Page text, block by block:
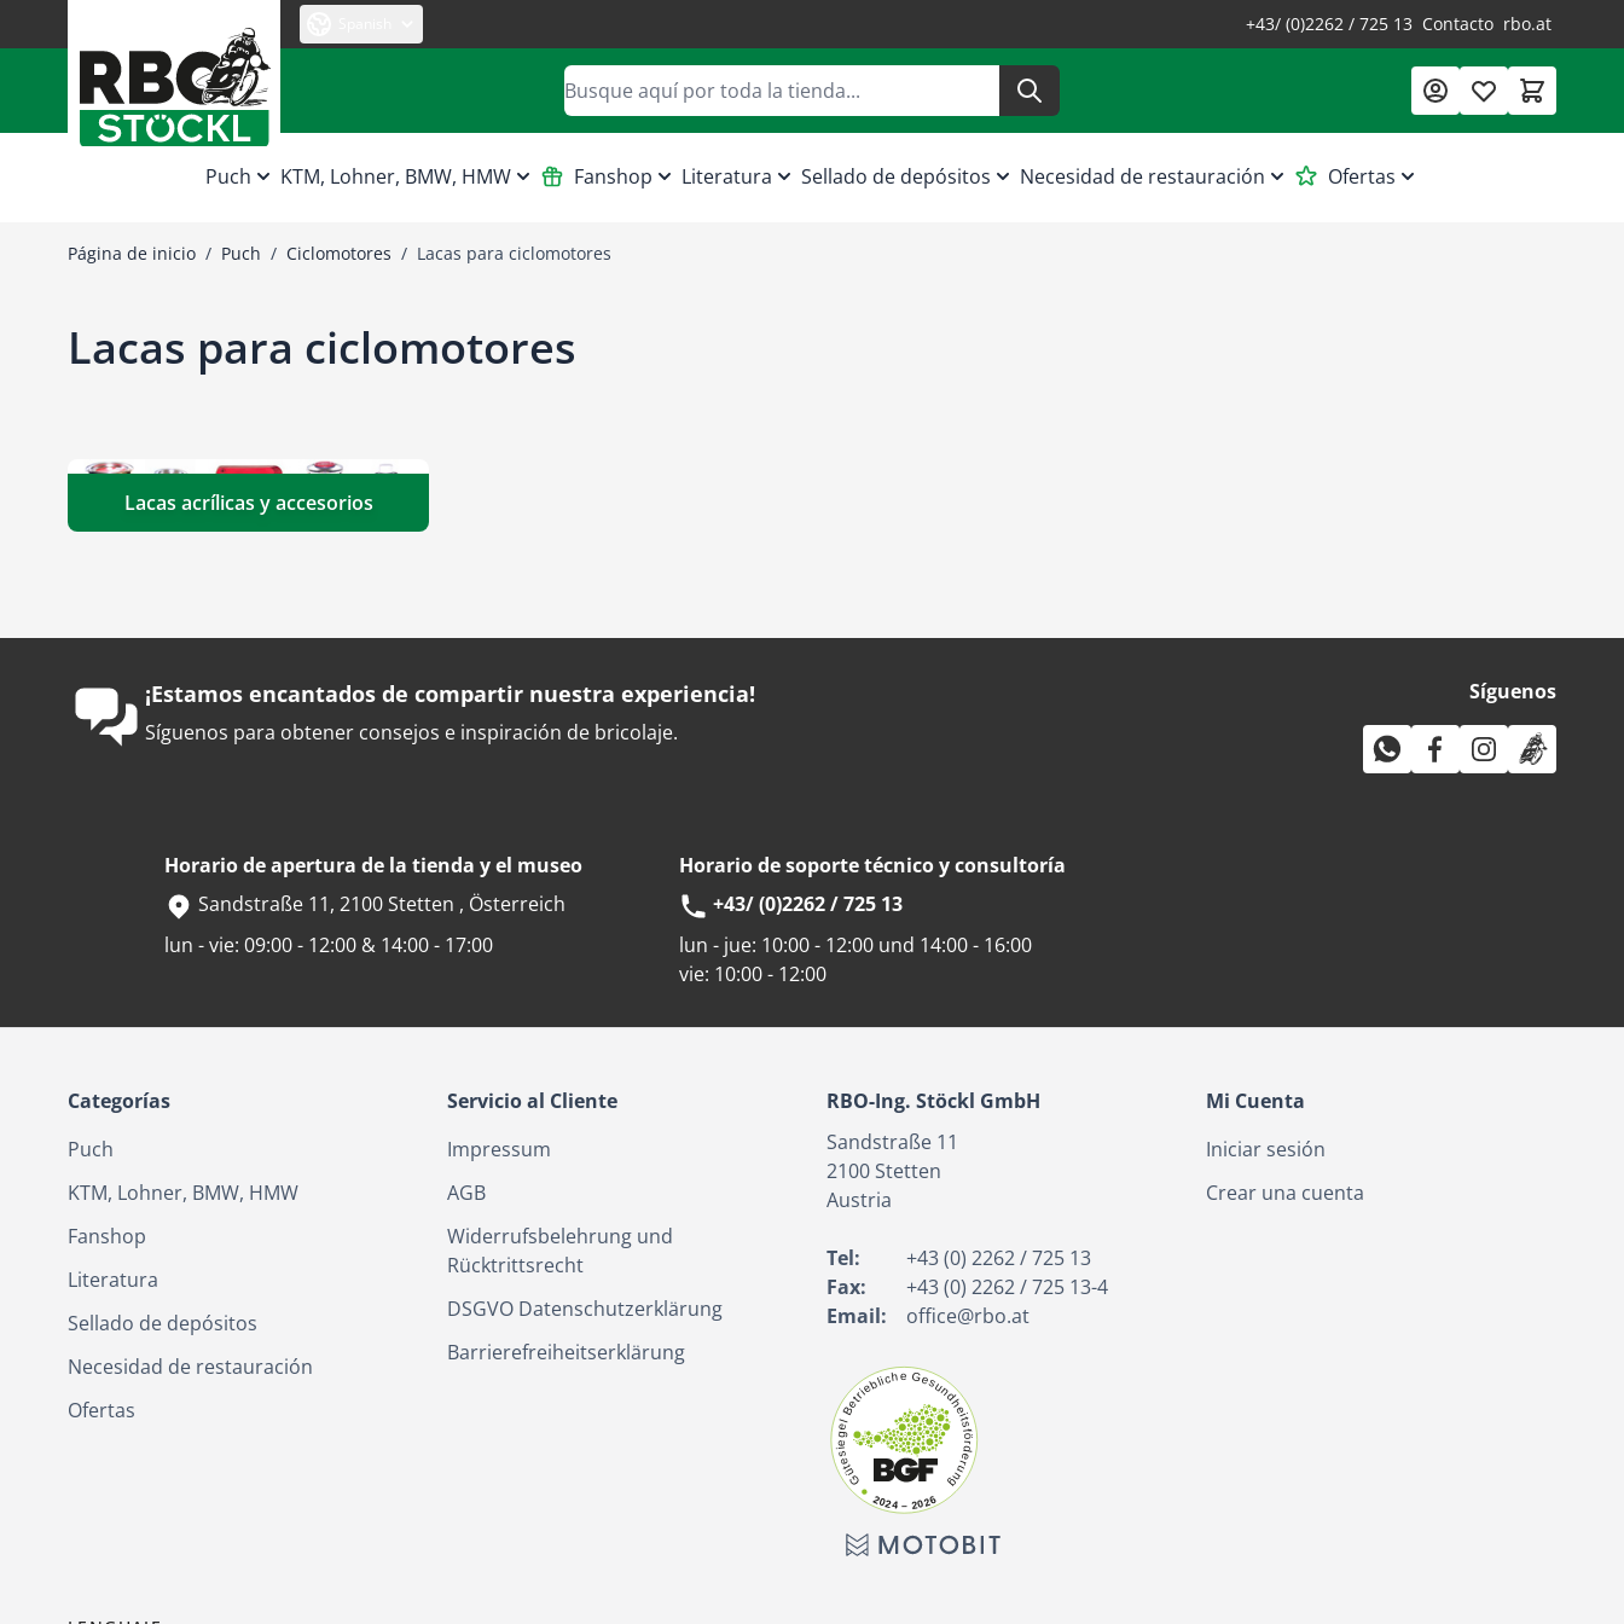
+43/ (0)2262 / 725 13 Contacto rbo.at
Buscar
Puch KTM, Lohner, BMW, HMW Fanshop Literatura Sellado de depósitos Necesidad de restauración Ofertas
Página de inicio / Puch / Ciclomotores / Lacas para ciclomotores
Lacas para ciclomotores
Lacas acrílicas y accesorios
¡Estamos encantados de compartir nuestra experiencia!
Síguenos para obtener consejos e inspiración de bricolaje.
Síguenos
Horario de apertura de la tienda y el museo
Sandstraße 11, 2100 Stetten , Österreich
lun - vie: 09:00 - 12:00 & 14:00 - 17:00
Horario de soporte técnico y consultoría
+43/ (0)2262 / 725 13
lun - jue: 10:00 - 12:00 und 14:00 - 16:00
vie: 10:00 - 12:00
Categorías
Puch
KTM, Lohner, BMW, HMW
Fanshop
Literatura
Sellado de depósitos
Necesidad de restauración
Ofertas
Servicio al Cliente
Impressum
AGB
Widerrufsbelehrung und
Rücktrittsrecht
DSGVO Datenschutzerklärung
Barrierefreiheitserklärung
RBO-Ing. Stöckl GmbH
Sandstraße 11
2100Stetten
Austria
Tel:
+43 (0) 2262 / 725 13
Fax:
+43 (0) 2262 / 725 13-4
Email:
office@rbo.at
Mi Cuenta
Iniciar sesión
Crear una cuenta